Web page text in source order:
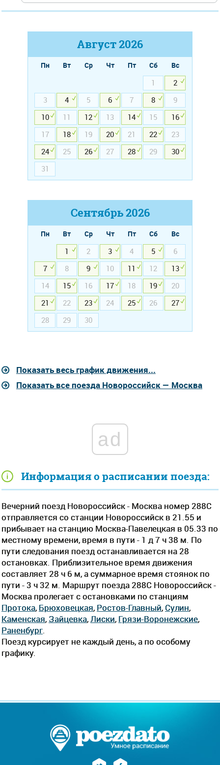
Информация о расписании поезда:
Вечерний поезд Новороссийск - Москва номер 288С
отправляется со станции Новороссийск в 21.55 и
прибывает на станцию Москва-Павелецкая в 05.33 по
местному времени, время в пути - 1 д 7 ч 38 м. По
пути следования поезд останавливается на 28
остановках. Приблизительное время движения
составляет 28 ч 6 м, а суммарное время стоянок по
пути - 3 ч 32 м. Маршрут поезда 288С Новороссийск -
Москва пролегает c остановками по станциям
Протока, Брюховецкая, Ростов-Главный, Сулин,
Каменская, Зайцевка, Лиски, Грязи-Воронежские,
Раненбург
Поезд курсирует не каждый день, а по особому
графику.
Август2026
Пн Вт Ср Чт Пт Сб
Вс
1
2
3
4 5 6 7 8
9
10
11 12 13 14 15
16
17
18 19 20 21 22
23
24
25 26 27 28 29
30
31
Сентябрь2026
Пн Вт Ср Чт Пт Сб
Вс
1
2 3 4 5
6
7
8 9 10 11 12
13
14
15 16 17 18 19
20
21
22 23 24 25 26
27
28
29 30
Показать весь график движения...
Показать все поезда Новороссийск — Москва
ad